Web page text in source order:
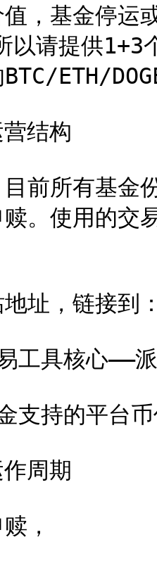
，基金停运
以请提供
ETH/
结构
前所有基金
。使用的交
址，链接到
工具核心——
支持的平台
周期
，